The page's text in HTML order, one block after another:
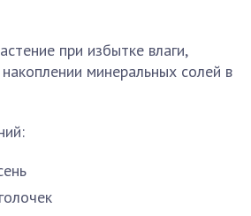
при избытке влаги,
минеральных солей в